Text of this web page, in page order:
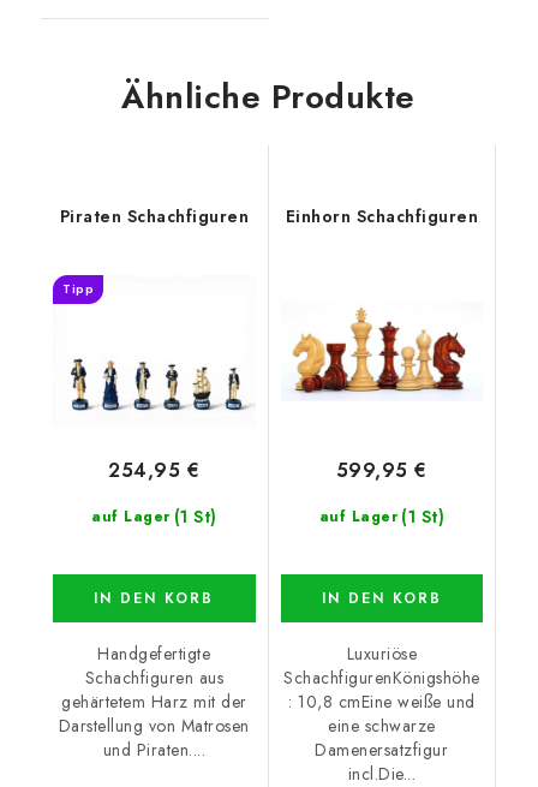
Ähnliche Produkte
Piraten Schachfiguren
Tipp
auf Lager (1 St)
254,95 €
IN DEN KORB
Handgefertigte
Schachfiguren aus
gehärtetem Harz mit der
Darstellung von Matrosen
und Piraten....
Einhorn Schachfiguren
auf Lager (1 St)
599,95 €
IN DEN KORB
Luxuriöse
SchachfigurenKönigshöhe
: 10,8 cmEine weiße und
eine schwarze
Damenersatzfigur
incl.Die...